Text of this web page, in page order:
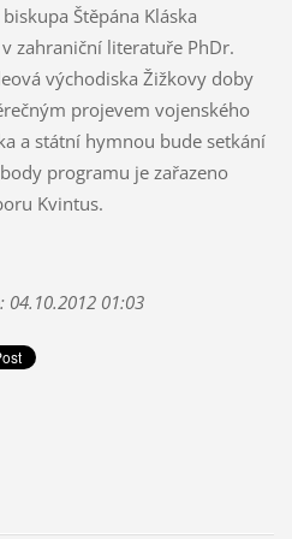
Štěpána Kláska
zahraniční literatuře PhDr.
východiska Žižkovy doby
projevem vojenského
a státní hymnou bude setkání
programu je zařazeno
Kvintus.
01:03